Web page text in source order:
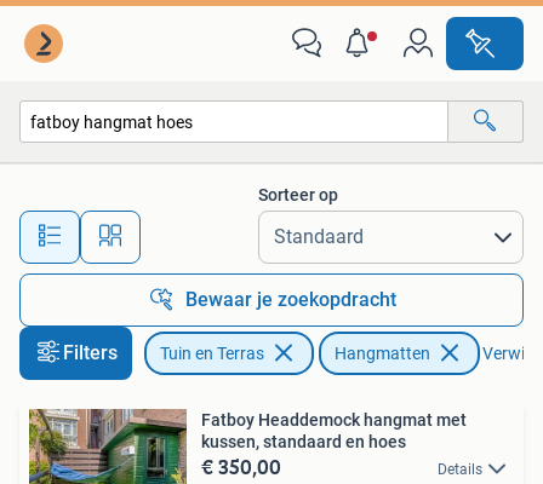
Alle afstanden…
Sorteer op
Bewaar je zoekopdracht
Filters Tuin en Terras Hangmatten
Fatboy Headdemock hangmat met
kussen, standaard en hoes
€ 350,00 Details